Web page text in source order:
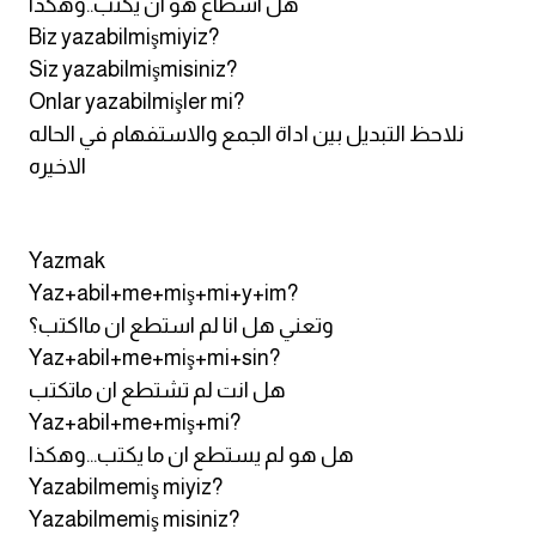
هل اسطاع هو ان يكتب..وهكذا
Biz yazabilmişmiyiz?
Siz yazabilmişmisiniz?
Onlar yazabilmişler mi?
نلاحظ التبديل بين اداة الجمع والاستفهام في الحاله
الاخيره
Yazmak
Yaz+abil+me+miş+mi+y+im?
وتعني هل انا لم استطع ان مااكتب؟
Yaz+abil+me+miş+mi+sin?
هل انت لم تشتطع ان ماتكتب
Yaz+abil+me+miş+mi?
هل هو لم يستطع ان ما يكتب...وهكذا
Yazabilmemiş miyiz?
Yazabilmemiş misiniz?